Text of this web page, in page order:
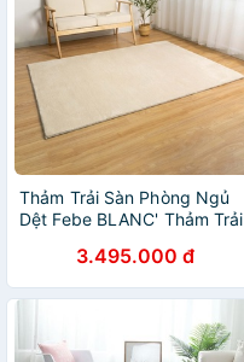
Thảm Trải Sàn Phòng Ngủ
Dệt Febe BLANC' Thảm Trải
Sàn Phong Cách Bắc Âu -
Thảm Chữ Nhật Đủ
3.495.000 đ